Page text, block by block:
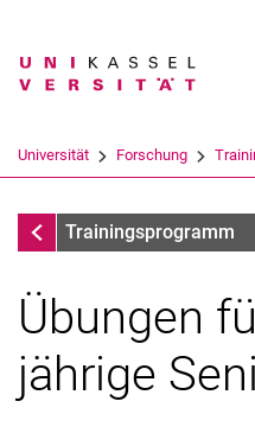
Suchbegriff
Universität Forschung
Forschung
Trainingsprogramm
Übungen
jährige